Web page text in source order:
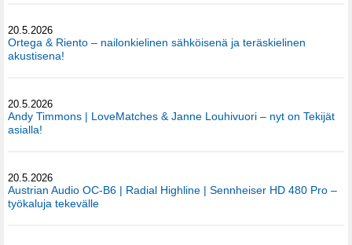
20.5.2026
Ortega & Riento – nailonkielinen sähköisenä ja teräskielinen
akustisena!
20.5.2026
Andy Timmons | LoveMatches & Janne Louhivuori – nyt on Tekijät
asialla!
20.5.2026
Austrian Audio OC-B6 | Radial Highline | Sennheiser HD 480 Pro –
työkaluja tekevälle